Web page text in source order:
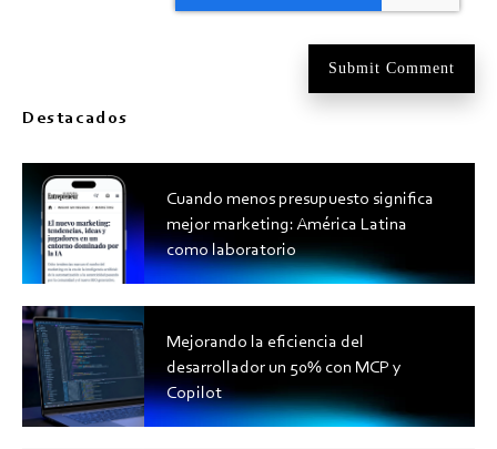
Destacados
Cuando menos presupuesto significa
mejor marketing: América Latina
como laboratorio
Mejorando la eficiencia del
desarrollador un 50% con MCP y
Copilot